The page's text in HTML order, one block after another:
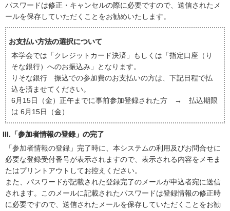
パスワードは修正・キャンセルの際に必要ですので、送信されたメ
ールを保存していただくことをお勧めいたします。
お支払い方法の選択について
本学会では「クレジットカード決済」もしくは「指定口座（り
そな銀行）へのお振込み」となります。
りそな銀行 振込での参加費のお支払いの方は、下記日程で払
込を済ませてください。
6月15日（金）正午までに事前参加登録された方 → 払込期限
は 6月15日（金）
III.「参加者情報の登録」の完了
「参加者情報の登録」完了時に、本システムの利用及びお問合せに
必要な登録受付番号が表示されますので、表示される内容をメモま
たはプリントアウトしてお控えください。
また、パスワードが記載された登録完了のメールが申込者宛に送信
されます。このメールに記載されたパスワードは登録情報の修正時
に必要ですので、送信されたメールを保存していただくことをお勧